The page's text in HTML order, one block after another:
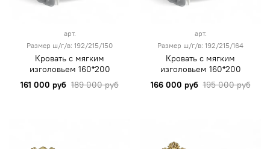
арт.
Размер ш/г/в: 192/215/150
Кровать с мягким
изголовьем 160*200
161 000 руб 189 000 руб
арт.
Размер ш/г/в: 192/215/164
Кровать с мягким
изголовьем 160*200
166 000 руб 195 000 руб